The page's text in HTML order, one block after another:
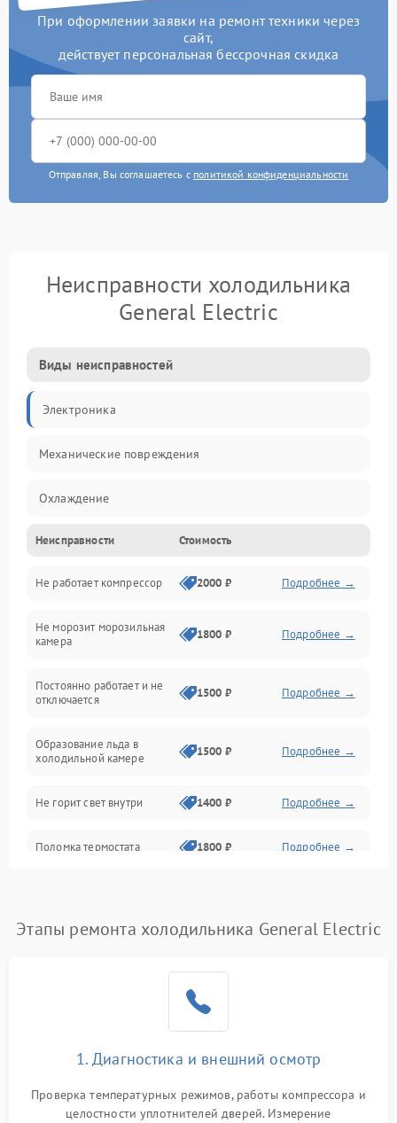
При оформлении заявки на ремонт техники через
сайт,
действует персональная бессрочная скидка
Отправляя, Вы соглашаетесь с политикой конфиденциальности
Неисправности холодильника
General Electric
Виды неисправностей
Электроника
Механические повреждения
Охлаждение
Механика
Электропитание
Дренаж
Неисправности Стоимость
Не работает компрессор 2000 ₽ Подробнее →
Не морозит морозильная
камера
1800 ₽ Подробнее →
Постоянно работает и не
отключается
1500 ₽ Подробнее →
Образование льда в
холодильной камере
1500 ₽ Подробнее →
Не горит свет внутри 1400 ₽ Подробнее →
Поломка термостата 1800 ₽ Подробнее →
Поломка системы No Frost 2600 ₽ Подробнее →
работе
2000 ₽ Подробнее →
Этапы ремонта холодильника General Electric
1. Диагностика и внешний осмотр
Проверка температурных режимов, работы компрессора и
целостности уплотнителей дверей. Измерение